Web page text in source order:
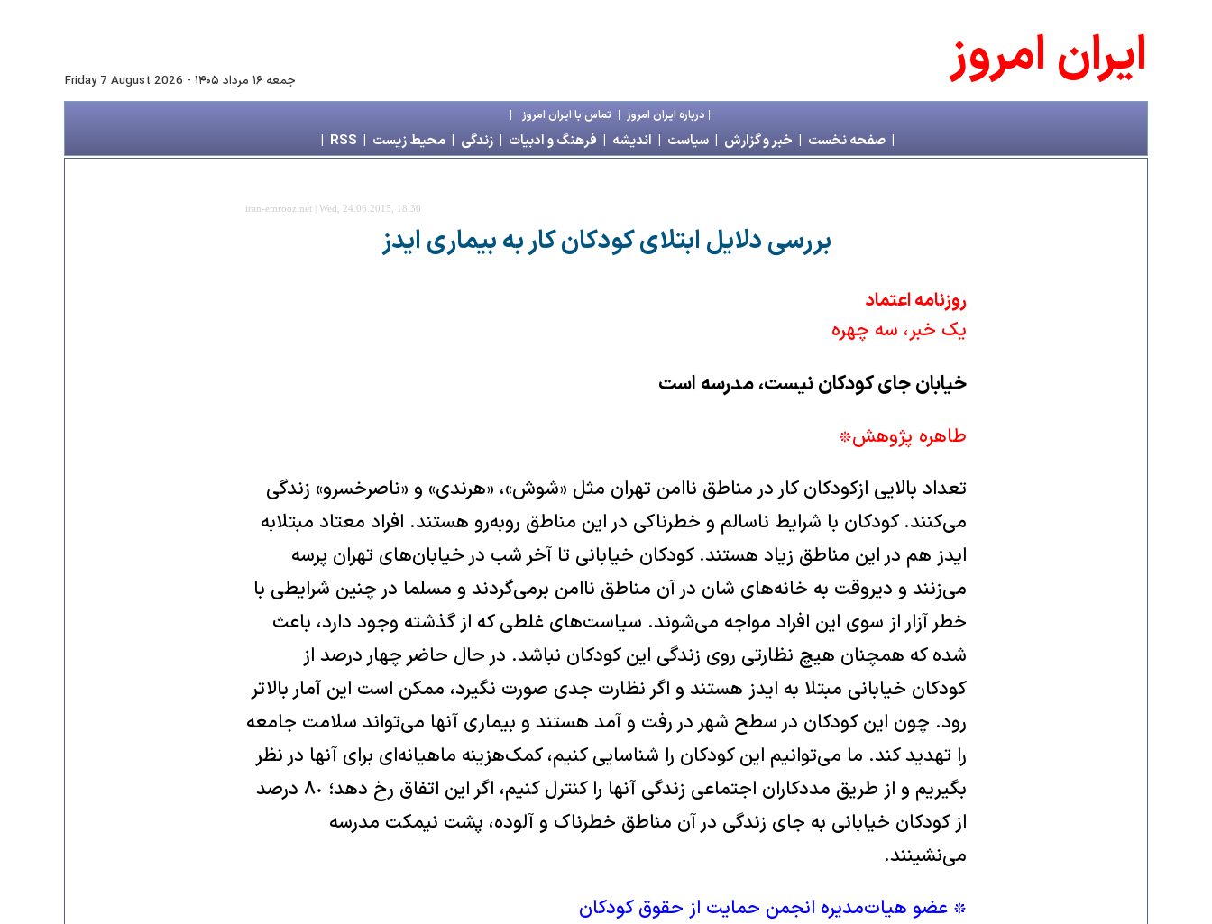
جمعه ۱۶ مرداد ۱۴۰۵ -
Friday 7 August 2026 ايران امروز
|درباره ايران امروز | تماس با ايران امروز |
| صفحه نخست | خبر و گزارش | سياست | انديشه | فرهنگ و ادبيات | زندگی | محیط زیست |
RSS
|
iran-emrooz.net | Wed, 24.06.2015, 18:30
بررسی دلايل ابتلای کودکان کار به بيماری ايدز
روزنامه اعتماد
يک خبر، سه چهره
خيابان جای کودکان نيست، مدرسه است
طاهره پژوهش٭
تعداد بالايی ازکودکان کار در مناطق ناامن تهران مثل «شوش»، «هرندی» و «ناصرخسرو» زندگی
می‌کنند. کودکان با شرايط ناسالم و خطرناکی در اين مناطق روبه‌رو هستند. افراد معتاد مبتلابه
ايدز هم در اين مناطق زياد هستند. کودکان خيابانی تا آخر شب در خيابان‌های تهران پرسه
می‌زنند و ديروقت به خانه‌های شان در آن مناطق ناامن برمی‌گردند و مسلما در چنين شرايطی با
خطر آزار از سوی اين افراد مواجه می‌شوند. سياست‌های غلطی که از گذشته وجود دارد، باعث
شده که همچنان هيچ نظارتی روی زندگی اين کودکان نباشد. در حال حاضر چهار درصد از
کودکان خيابانی مبتلا به ايدز هستند و اگر نظارت جدی صورت نگيرد، ممکن است اين آمار بالاتر
رود. چون اين کودکان در سطح شهر در رفت و آمد هستند و بيماری آنها می‌تواند سلامت جامعه
را تهديد کند. ما می‌توانيم اين کودکان را شناسايی کنيم، کمک‌هزينه ماهيانه‌ای برای آنها در نظر
بگيريم و از طريق مددکاران اجتماعی زندگی آنها را کنترل کنيم، اگر اين اتفاق رخ دهد؛ ٨٠ درصد
از کودکان خيابانی به جای زندگی در آن مناطق خطرناک و آلوده، پشت نيمکت مدرسه
می‌نشينند.
٭ عضو هيات‌مديره انجمن حمايت از حقوق کودکان